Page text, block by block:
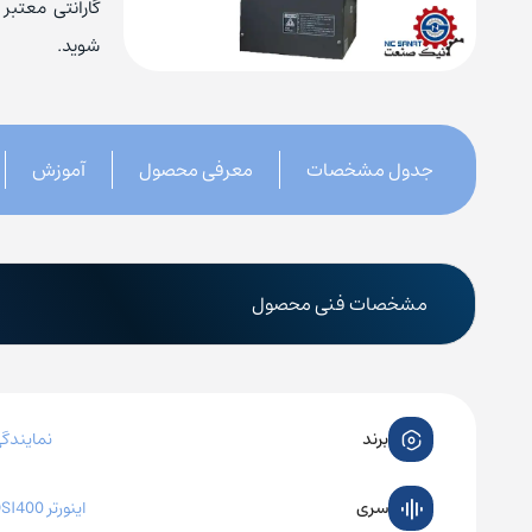
کنتاکتور چینت
کلید حرارتی زیمنس
کلید حرارتی اشنایدر
کلید حرارتی هیوندای
کلید حرارتی چینت
کلید
کلید
کلید
کلید
گارانتی
شوید.
جدول مشخصات معرفی محصول آموزش
مشخصات فنی محصول
برند
سری اینورتر DSI400 پنتاکس